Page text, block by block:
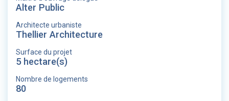
Alter Public
Architecte urbaniste
Thellier Architecture
Surface du projet
5 hectare(s)
Nombre de logements
80